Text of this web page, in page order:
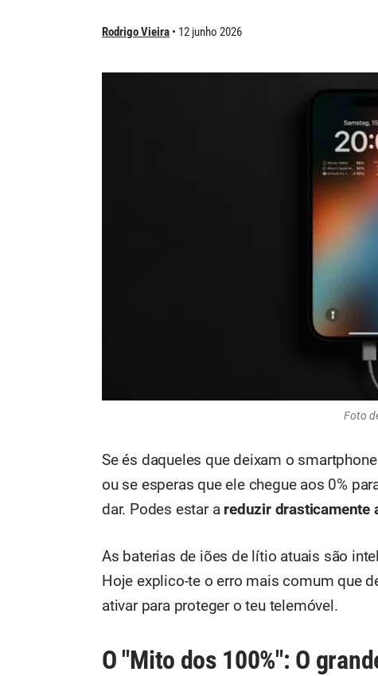
Rodrigo Vieira 12 junho 2026
Foto
Se és daqueles que deixam o
ou se esperas que ele chegue aos 0%
dar. Podes estar a reduzir drasticamente
As baterias de iões de lítio atuais são
Hoje explico-te o erro mais comum que
ativar para proteger o teu telemóvel.
O "Mito dos 100%": O